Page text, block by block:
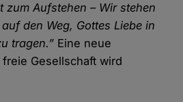
zum Aufstehen – Wir stehen
den Weg, Gottes Liebe in
tragen.” Eine neue
Gesellschaft wird